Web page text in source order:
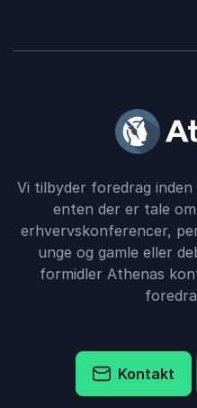
Vi tilbyder foredrag
enten der er tale
erhvervskonferencer,
unge og gamle eller
formidler Athenas
Kontakt